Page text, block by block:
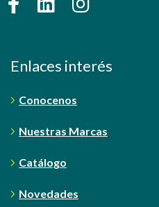
Enlaces interés
Conocenos
Nuestras Marcas
Catálogo
Novedades